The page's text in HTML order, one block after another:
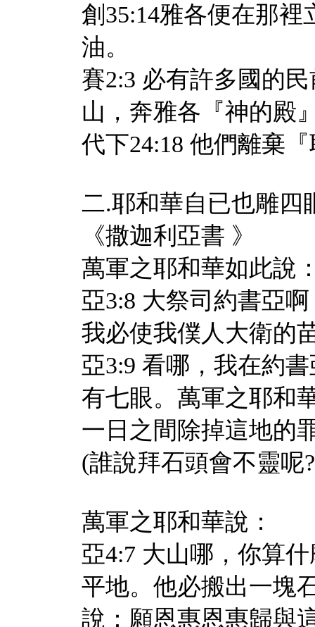
創35:14雅各便在那
油。
賽2:3 必有許多國的
山，奔雅各『神的殿
代下24:18 他們離棄
二.耶和華自已也雕四
《撒迦利亞書 》
萬軍之耶和華如此說
亞3:8 大祭司約書亞
我必使我僕人大衛的
亞3:9 看哪，我在約
有七眼。萬軍之耶和
一日之間除掉這地的
(誰說拜石頭會不靈呢
萬軍之耶和華說：
亞4:7 大山哪，你算
平地。他必搬出一塊
說：願恩惠恩惠歸與